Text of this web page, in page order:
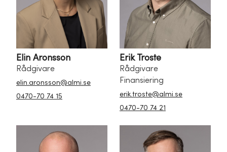
Elin Aronsson
Rådgivare
elin.aronsson@almi.se
0470-70 74 15
Erik Troste
Rådgivare
Finansiering
erik.troste@almi.se
0470-70 74 21